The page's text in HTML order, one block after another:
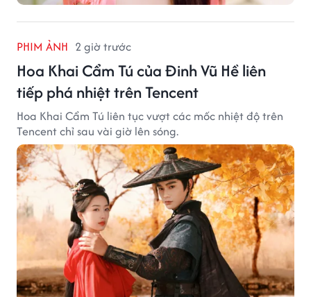
PHIM ẢNH 2 giờ trước
Hoa Khai Cẩm Tú của Đinh Vũ Hề liên
tiếp phá nhiệt trên Tencent
Hoa Khai Cẩm Tú liên tục vượt các mốc nhiệt độ trên
Tencent chỉ sau vài giờ lên sóng.